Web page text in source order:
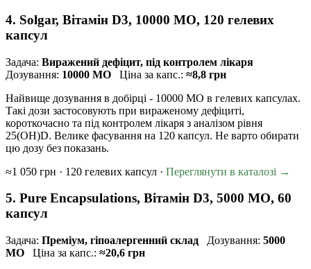
4. Solgar, Вітамін D3, 10000 МО, 120 гелевих
капсул
Задача: Виражений дефіцит, під контролем лікаря
Дозування: 10000 МО Ціна за капс.: ≈8,8 грн
Найвище дозування в добірці - 10000 МО в гелевих капсулах.
Такі дози застосовують при вираженому дефіциті,
короткочасно та під контролем лікаря з аналізом рівня
25(OH)D. Велике фасування на 120 капсул. Не варто обирати
цю дозу без показань.
≈1 050 грн · 120 гелевих капсул · Переглянути в каталозі →
5. Pure Encapsulations, Вітамін D3, 5000 МО, 60
капсул
Задача: Преміум, гіпоалергенний склад Дозування: 5000
МО Ціна за капс.: ≈20,6 грн